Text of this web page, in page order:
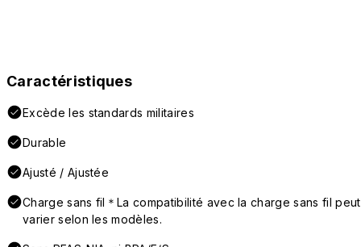
Caractéristiques
Excède les standards militaires
Durable
Ajusté / Ajustée
Charge sans fil＊La compatibilité avec la charge sans fil peut
varier selon les modèles.